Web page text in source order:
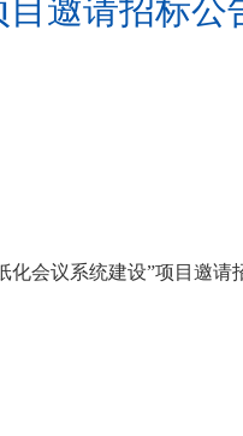
邀请招标公
会议系统建设”项目邀请